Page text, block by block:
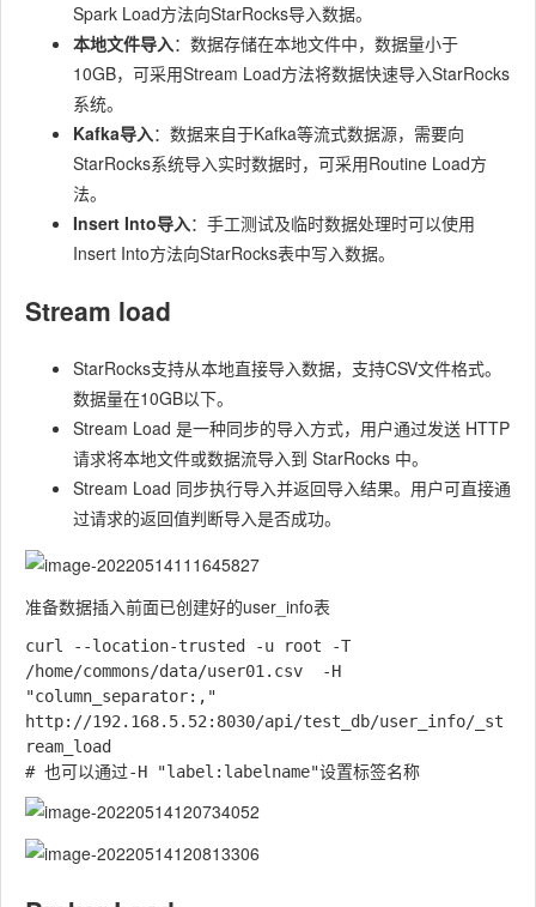
Spark Load方法向StarRocks导入数据。
本地文件导入：数据存储在本地文件中，数据量小于
10GB，可采用Stream Load方法将数据快速导入StarRocks
系统。
Kafka导入：数据来自于Kafka等流式数据源，需要向
StarRocks系统导入实时数据时，可采用Routine Load方
法。
Insert Into导入：手工测试及临时数据处理时可以使用
Insert Into方法向StarRocks表中写入数据。
Stream load
StarRocks支持从本地直接导入数据，支持CSV文件格式。
数据量在10GB以下。
Stream Load 是一种同步的导入方式，用户通过发送 HTTP
请求将本地文件或数据流导入到 StarRocks 中。
Stream Load 同步执行导入并返回导入结果。用户可直接通
过请求的返回值判断导入是否成功。
准备数据插入前面已创建好的user_info表
curl --location-trusted -u root -T
/home/commons/data/user01.csv  -H
"column_separator:,"
http://192.168.5.52:8030/api/test_db/user_info/_st
ream_load